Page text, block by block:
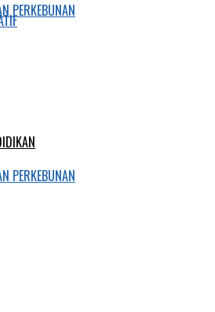
PERKEBUNAN
PERKEBUNAN